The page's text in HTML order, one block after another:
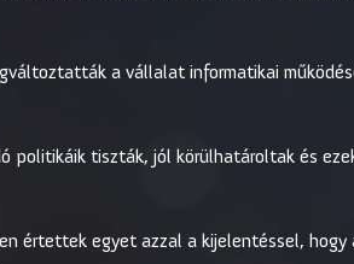
a vállalat informatikai
politikáik tiszták, jól körülhatároltak és
értettek egyet azzal a kijelentéssel, hogy